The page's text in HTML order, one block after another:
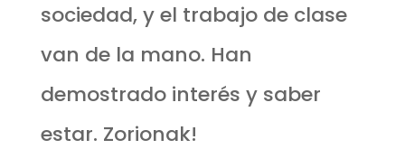
sociedad, y el trabajo de clase
van de la mano. Han
demostrado interés y saber
estar. Zorionak!